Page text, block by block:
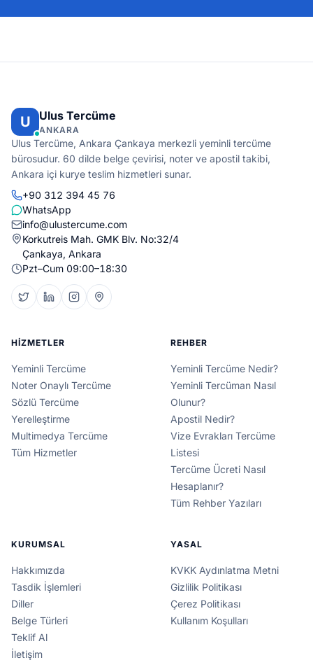
U Ulus Tercüme
ANKARA
Ulus Tercüme, Ankara Çankaya merkezli yeminli tercüme
bürosudur. 60 dilde belge çevirisi, noter ve apostil takibi,
Ankara içi kurye teslim hizmetleri sunar.
+90 312 394 45 76
WhatsApp
info@ulustercume.com
Korkutreis Mah. GMK Blv. No:32/4
Çankaya, Ankara
Pzt–Cum 09:00–18:30
HIZMETLER
Yeminli Tercüme
Noter Onaylı Tercüme
Sözlü Tercüme
Yerelleştirme
Multimedya Tercüme
Tüm Hizmetler
REHBER
Yeminli Tercüme Nedir?
Yeminli Tercüman Nasıl
Olunur?
Apostil Nedir?
Vize Evrakları Tercüme
Listesi
Tercüme Ücreti Nasıl
Hesaplanır?
Tüm Rehber Yazıları
KURUMSAL
Hakkımızda
Tasdik İşlemleri
Diller
Belge Türleri
Teklif Al
İletişim
YASAL
KVKK Aydınlatma Metni
Gizlilik Politikası
Çerez Politikası
Kullanım Koşulları